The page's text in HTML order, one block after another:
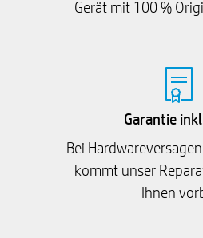
Gerät mit 100 %
Garantie
Bei
kommt unser
Ihnen